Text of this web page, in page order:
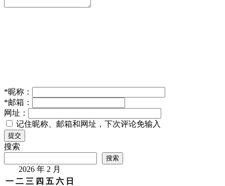
*昵称：
*邮箱：
网址：
记住昵称、邮箱和网址，下次评论免输入
提交
搜索
搜索
2026 年 2 月
一 二 三 四 五 六 日